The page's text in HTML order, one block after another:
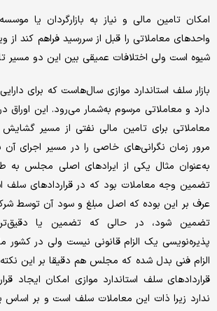
امکان تامین مالی و نیاز به بازارگردان یا
واحدهای معاملاتی را قبل از سررسید فراهم کند
شیوه است ولی اختلافات عمیقی بین این دو مسیر
بازار سلف استاندارد موازی سال‌هاست که برای
دارد و معاملاتی مرسوم به‌شمار می‌رود. این اوراق
معاملاتی برای تامین مالی نفتی از مسیر
مرور زمان نگرانی‌های خاصی را در مسیر اجرای
به‌عنوان مثال یکی از ایرادهای اصلی مجلس
تضمین وجه معاملات بود که در قراردادهای سلف
عرف بر این بوده که اصل مبلغ و سود آن توسط
تضمین شود، در حالی که تضمین یا
پذیره‌نویسی یک الزام قانونی نیست ولی در کشور
الزام فنی بدل شده که مجلس هم دقیقا بر این
قراردادهای سلف استاندارد موازی امکان ایجاد
ندارد زیرا ذات این معاملات سلف است و بر اساس